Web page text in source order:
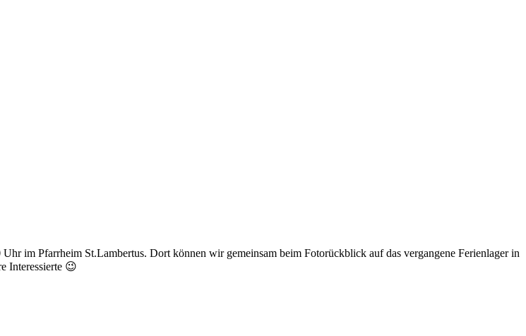
im Pfarrheim St.Lambertus. Dort können wir gemeinsam beim Fotorückblick auf das vergangene Ferienlager in
Interessierte 😉